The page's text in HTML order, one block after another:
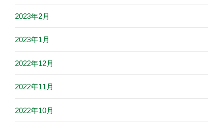
2023年2月
2023年1月
2022年12月
2022年11月
2022年10月